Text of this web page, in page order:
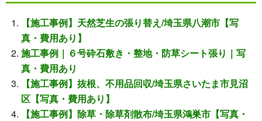
【施工事例】天然芝生の張り替え/埼玉県八潮市【写
真・費用あり】
施工事例｜６号砕石敷き・整地・防草シート張り｜写
真・費用あり
【施工事例】抜根、不用品回収/埼玉県さいたま市見沼
区【写真・費用あり】
【施工事例】除草・除草剤散布/埼玉県鴻巣市【写真・